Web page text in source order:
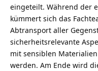
eingeteilt. Während der
kümmert sich das
Abtransport aller
sicherheitsrelevante
mit sensiblen
werden. Am Ende wird